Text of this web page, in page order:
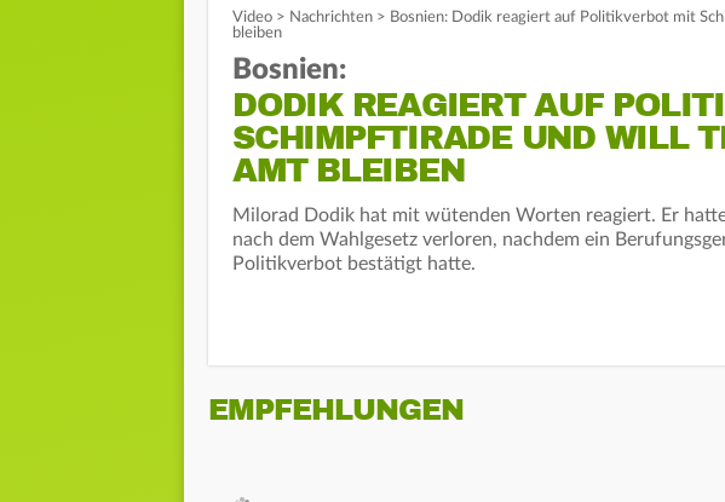
Video > Nachrichten > Bosnien: Dodik reagiert auf Politikverbot mit
bleiben
Bosnien:
DODIK REAGIERT AUF
SCHIMPFTIRADE UND WILL
AMT BLEIBEN
Milorad Dodik hat mit wütenden Worten reagiert. Er
nach dem Wahlgesetz verloren, nachdem ein
Politikverbot bestätigt hatte.
EMPFEHLUNGEN